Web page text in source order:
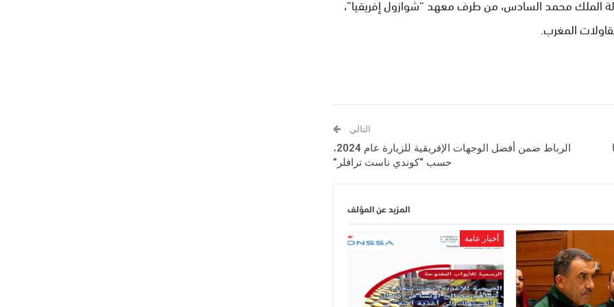
المغرب.
التالي
الرباط ضمن أفضل الوجهات الإفريقية للزيارة عام 2024،
حسب “كوندي ناست ترافلر”
المزيد عن المؤلف
أخبار عامة